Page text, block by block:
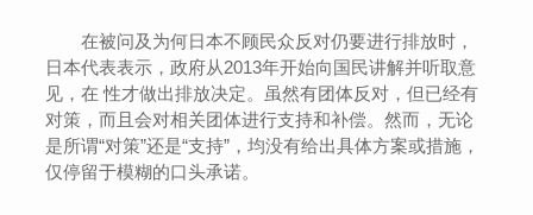
在被问及为何日本不顾民众反对仍要进行排放时，
日本代表表示，政府从2013年开始向国民讲解并听取意
见，在 性才做出排放决定。虽然有团体反对，但已经有
对策，而且会对相关团体进行支持和补偿。然而，无论
是所谓“对策”还是“支持”，均没有给出具体方案或措施，
仅停留于模糊的口头承诺。